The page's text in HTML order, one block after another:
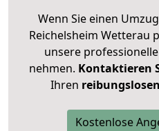
Wenn Sie einen
Reichelsheim Wetterau
unsere
nehmen. Kontaktieren
Ihren
Kostenlose